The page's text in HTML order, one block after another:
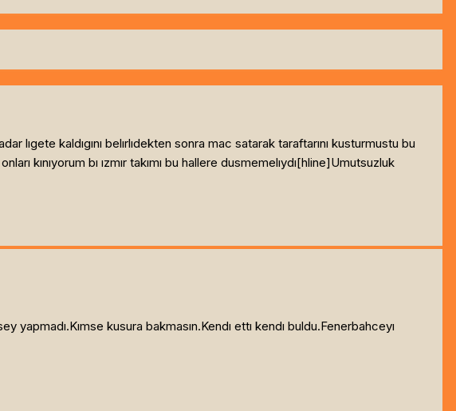
lıgete kaldıgını belırlıdekten sonra mac satarak taraftarını kusturmustu bu
kınıyorum bı ızmır takımı bu hallere dusmemelıydı[hline]Umutsuzluk
yapmadı.Kımse kusura bakmasın.Kendı ettı kendı buldu.Fenerbahceyı